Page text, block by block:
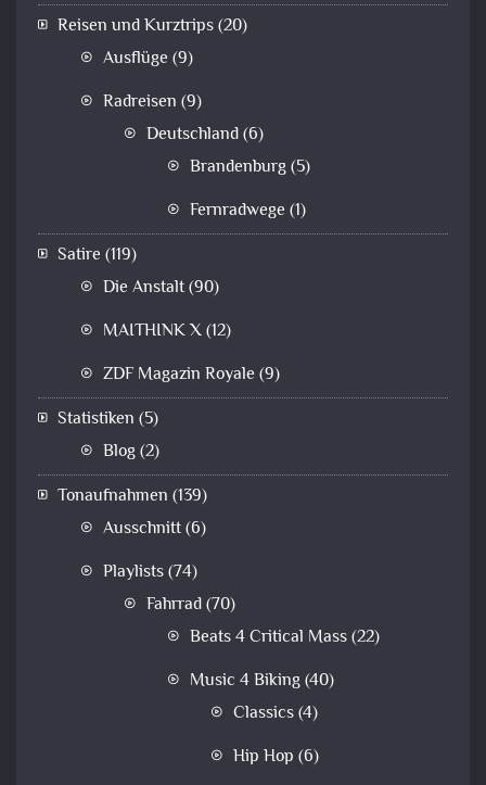
Reisen und Kurztrips(20)
Ausflüge (9)
Radreisen (9)
Deutschland(6)
Brandenburg(5)
Fernradwege (1)
Satire (119)
Die Anstalt(90)
MAITHINK X(12)
ZDF Magazin Royale (9)
Statistiken (5)
Blog(2)
Tonaufnahmen (139)
Ausschnitt(6)
Playlists(74)
Fahrrad(70)
Beats 4 Critical Mass(22)
Music 4 Biking(40)
Classics(4)
Hip Hop (6)